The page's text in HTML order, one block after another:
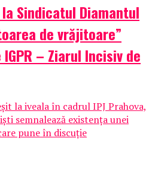
Sindicatul Diamantul
de vrăjitoare”
– Ziarul Incisiv de
la iveala în cadrul IPJ Prahova,
semnalează existența unei
pune în discuție